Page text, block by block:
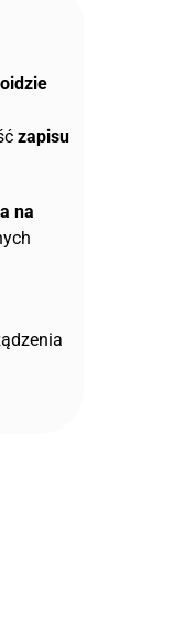
zapisu
na